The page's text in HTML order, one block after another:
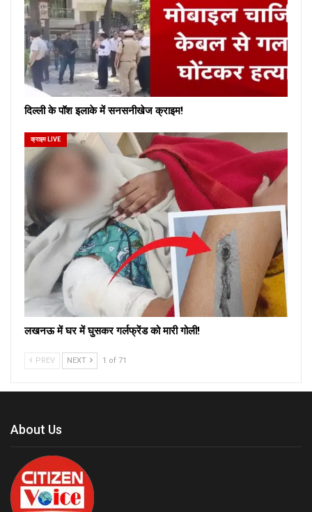
दिल्ली के पॉश इलाके में सनसनीखेज क्राइम!
क्राइम LIVE
लखनऊ में घर में घुसकर गर्लफ्रेंड को मारी गोली!
PREV NEXT 1 of 71
About Us